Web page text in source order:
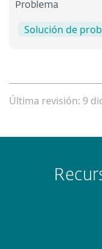
Problema
Solución de
Última revisión: 9